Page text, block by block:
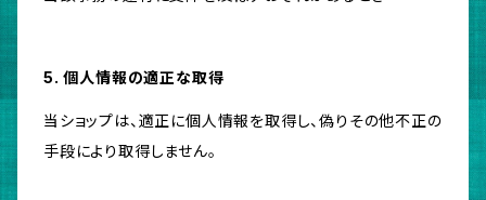
5. 個人情報の適正な取得
当ショップは、適正に個人情報を取得し、偽りその他不正の
手段により取得しません。